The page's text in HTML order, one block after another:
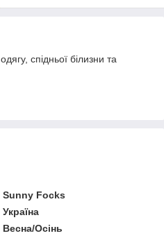
одягу, спідньої білизни та
Sunny Focks
Україна
Весна/Осінь